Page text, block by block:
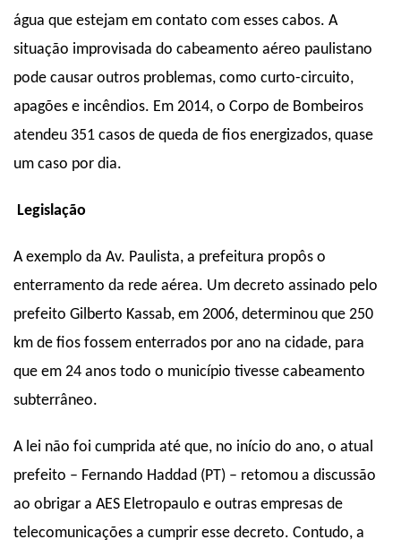
água que estejam em contato com esses cabos. A
situação improvisada do cabeamento aéreo paulistano
pode causar outros problemas, como curto-circuito,
apagões e incêndios. Em 2014, o Corpo de Bombeiros
atendeu 351 casos de queda de fios energizados, quase
um caso por dia.
Legislação
A exemplo da Av. Paulista, a prefeitura propôs o
enterramento da rede aérea. Um decreto assinado pelo
prefeito Gilberto Kassab, em 2006, determinou que 250
km de fios fossem enterrados por ano na cidade, para
que em 24 anos todo o município tivesse cabeamento
subterrâneo.
A lei não foi cumprida até que, no início do ano, o atual
prefeito – Fernando Haddad (PT) – retomou a discussão
ao obrigar a AES Eletropaulo e outras empresas de
telecomunicações a cumprir esse decreto. Contudo, a